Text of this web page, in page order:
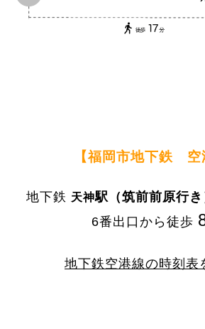
【福岡市地下鉄 空
地下鉄 天神駅（筑前前原行き
6番出口から徒歩
地下鉄空港線の時刻表